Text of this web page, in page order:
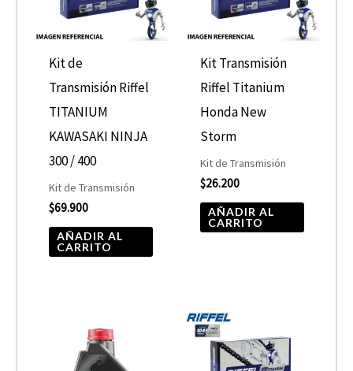
Kit de
Transmisión Riffel
TITANIUM
KAWASAKI NINJA
300 / 400
Kit de Transmisión
$69.900
AÑADIR AL
CARRITO
Kit Transmisión
Riffel Titanium
Honda New
Storm
Kit de Transmisión
$26.200
AÑADIR AL
CARRITO